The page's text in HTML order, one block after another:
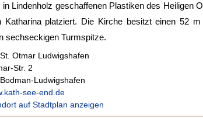
in Lindenholz geschaffenen Plastiken des Heiligen
Katharina platziert. Die Kirche besitzt einen 52
sechseckigen Turmspitze.
Otmar Ludwigshafen
Str. 2
Ludwigshafen
see-end.de
auf Stadtplan anzeigen